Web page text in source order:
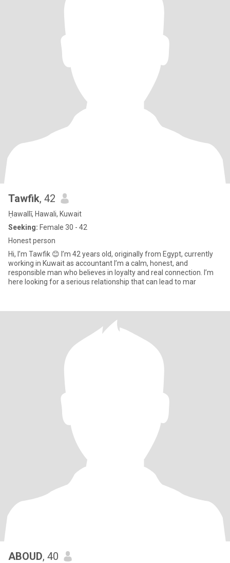
Tawfik, 42
Ḥawallī, Hawali, Kuwait
Seeking: Female 30 - 42
Honest person
Hi, I’m Tawfik 😊 I’m 42 years old, originally from Egypt, currently
working in Kuwait as accountant I’m a calm, honest, and
responsible man who believes in loyalty and real connection. I’m
here looking for a serious relationship that can lead to mar
ABOUD, 40